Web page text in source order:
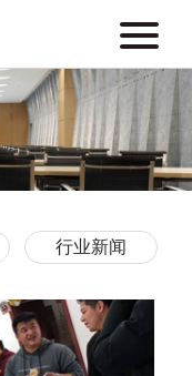
行业新闻